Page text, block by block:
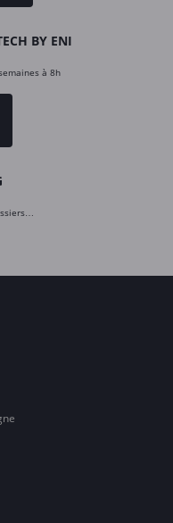
BY ENI
à 8h